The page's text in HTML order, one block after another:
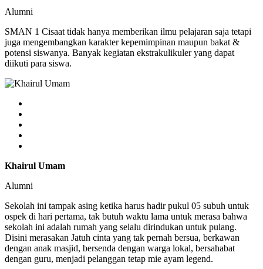
Alumni
SMAN 1 Cisaat tidak hanya memberikan ilmu pelajaran saja tetapi
juga mengembangkan karakter kepemimpinan maupun bakat &
potensi siswanya. Banyak kegiatan ekstrakulikuler yang dapat
diikuti para siswa.
Khairul Umam
Alumni
Sekolah ini tampak asing ketika harus hadir pukul 05 subuh untuk
ospek di hari pertama, tak butuh waktu lama untuk merasa bahwa
sekolah ini adalah rumah yang selalu dirindukan untuk pulang.
Disini merasakan Jatuh cinta yang tak pernah bersua, berkawan
dengan anak masjid, bersenda dengan warga lokal, bersahabat
dengan guru, menjadi pelanggan tetap mie ayam legend.